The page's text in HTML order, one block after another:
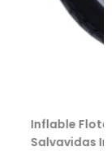
Inflable
Salvavidas